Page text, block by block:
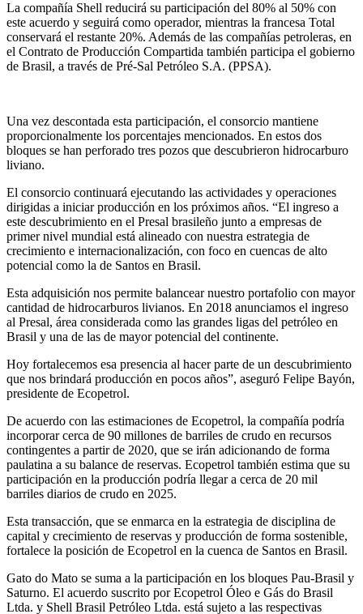
La compañía Shell reducirá su participación del 80% al 50% con
este acuerdo y seguirá como operador, mientras la francesa Total
conservará el restante 20%. Además de las compañías petroleras, en
el Contrato de Producción Compartida también participa el gobierno
de Brasil, a través de Pré-Sal Petróleo S.A. (PPSA).
Una vez descontada esta participación, el consorcio mantiene
proporcionalmente los porcentajes mencionados. En estos dos
bloques se han perforado tres pozos que descubrieron hidrocarburo
liviano.
El consorcio continuará ejecutando las actividades y operaciones
dirigidas a iniciar producción en los próximos años. “El ingreso a
este descubrimiento en el Presal brasileño junto a empresas de
primer nivel mundial está alineado con nuestra estrategia de
crecimiento e internacionalización, con foco en cuencas de alto
potencial como la de Santos en Brasil.
Esta adquisición nos permite balancear nuestro portafolio con mayor
cantidad de hidrocarburos livianos. En 2018 anunciamos el ingreso
al Presal, área considerada como las grandes ligas del petróleo en
Brasil y una de las de mayor potencial del continente.
Hoy fortalecemos esa presencia al hacer parte de un descubrimiento
que nos brindará producción en pocos años”, aseguró Felipe Bayón,
presidente de Ecopetrol.
De acuerdo con las estimaciones de Ecopetrol, la compañía podría
incorporar cerca de 90 millones de barriles de crudo en recursos
contingentes a partir de 2020, que se irán adicionando de forma
paulatina a su balance de reservas. Ecopetrol también estima que su
participación en la producción podría llegar a cerca de 20 mil
barriles diarios de crudo en 2025.
Esta transacción, que se enmarca en la estrategia de disciplina de
capital y crecimiento de reservas y producción de forma sostenible,
fortalece la posición de Ecopetrol en la cuenca de Santos en Brasil.
Gato do Mato se suma a la participación en los bloques Pau-Brasil y
Saturno. El acuerdo suscrito por Ecopetrol Óleo e Gás do Brasil
Ltda. y Shell Brasil Petróleo Ltda. está sujeto a las respectivas